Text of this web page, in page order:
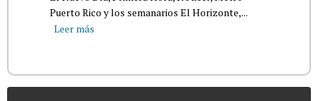
Puerto Rico y los semanarios El Horizonte,...
Leer más